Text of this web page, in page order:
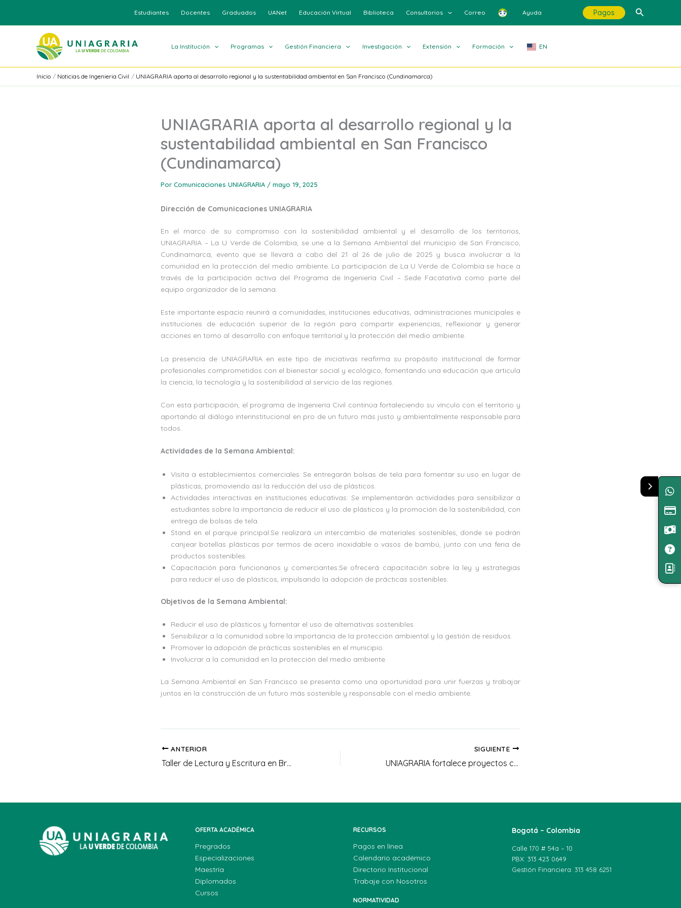
contenido
Estudiantes Docentes Graduados UANet Educación Virtual Biblioteca Consultorios Correo Ayuda Pagos Buscar
La Institución Programas Gestión Financiera Investigación Extensión Formación EN
Inicio Noticias de Ingenieria Civil UNIAGRARIA aporta al desarrollo regional y la sustentabilidad ambiental en San Francisco (Cundinamarca)
UNIAGRARIA aporta al desarrollo regional y la
sustentabilidad ambiental en San Francisco
(Cundinamarca)
Por Comunicaciones UNIAGRARIA / mayo 19, 2025
Dirección de Comunicaciones UNIAGRARIA
En el marco de su compromiso con la sostenibilidad ambiental y el desarrollo de los territorios,
UNIAGRARIA – La U Verde de Colombia, se une a la Semana Ambiental del municipio de San Francisco,
Cundinamarca, evento que se llevará a cabo del 21 al 26 de julio de 2025 y busca involucrar a la
comunidad en la protección del medio ambiente. La participación de La U Verde de Colombia se hace a
través de la participación activa del Programa de Ingeniería Civil – Sede Facatativá como parte del
equipo organizador de la semana.
Este importante espacio reunirá a comunidades, instituciones educativas, administraciones municipales e
instituciones de educación superior de la región para compartir experiencias, reflexionar y generar
acciones en torno al desarrollo con enfoque territorial y la protección del medio ambiente.
La presencia de UNIAGRARIA en este tipo de iniciativas reafirma su propósito institucional de formar
profesionales comprometidos con el bienestar social y ecológico, fomentando una educación que articula
la ciencia, la tecnología y la sostenibilidad al servicio de las regiones.
Con esta participación, el programa de Ingeniería Civil continúa fortaleciendo su vínculo con el territorio y
aportando al diálogo interinstitucional en pro de un futuro más justo y ambientalmente responsable para
todos.
Actividades de la Semana Ambiental:
Visita a establecimientos comerciales: Se entregarán bolsas de tela para fomentar su uso en lugar de
plásticas, promoviendo así la reducción del uso de plásticos.
Actividades interactivas en instituciones educativas: Se implementarán actividades para sensibilizar a
estudiantes sobre la importancia de reducir el uso de plásticos y la promoción de la sostenibilidad, con
entrega de bolsas de tela.
Stand en el parque principal:Se realizará un intercambio de materiales sostenibles, donde se podrán
canjear botellas plásticas por termos de acero inoxidable o vasos de bambú, junto con una feria de
productos sostenibles.
Capacitación para funcionarios y comerciantes:Se ofrecerá capacitación sobre la ley y estrategias
para reducir el uso de plásticos, impulsando la adopción de prácticas sostenibles.
Objetivos de la Semana Ambiental:
Reducir el uso de plásticos y fomentar el uso de alternativas sostenibles.
Sensibilizar a la comunidad sobre la importancia de la protección ambiental y la gestión de residuos.
Promover la adopción de prácticas sostenibles en el municipio.
Involucrar a la comunidad en la protección del medio ambiente.
La Semana Ambiental en San Francisco se presenta como una oportunidad para unir fuerzas y trabajar
juntos en la construcción de un futuro más sostenible y responsable con el medio ambiente.
ANTERIOR
Taller de Lectura y Escritura en Braille fortalece la inclusión en La Florida
SIGUIENTE
UNIAGRARIA fortalece proyectos comunitarios de agua y saneamiento en Quipile (Cundinamarca)
OFERTA ACADÉMICA
Pregrados
Especializaciones
Maestría
Diplomados
Cursos
RECURSOS
Pagos en línea
Calendario académico
Directorio Institucional
Trabaje con Nosotros
NORMATIVIDAD
Bogotá – Colombia
Calle 170 # 54a – 10
PBX: 313 423 0649
Gestión Financiera: 313 458 6251